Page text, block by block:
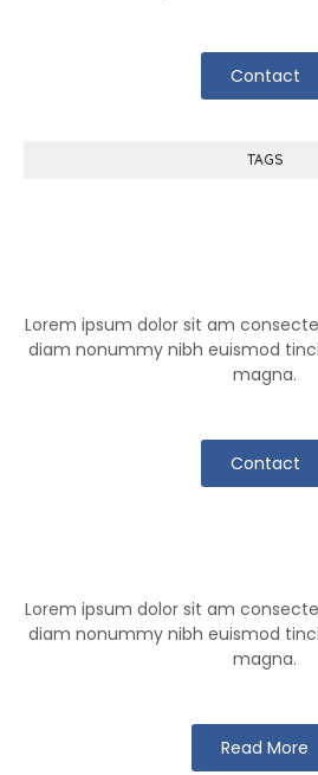
Contact
TAGS
Lorem ipsum dolor sit am
diam nonummy nibh euismod
magna.
Contact
Lorem ipsum dolor sit am
diam nonummy nibh euismod
magna.
Read More